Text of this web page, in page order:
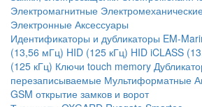
Электромагнитные
Электронные Аксессуары
Идентификаторы и дубликаторы EM-
(13,56 мГц) HID (125 кГц) HID iCLASS
(125 кГц) Ключи touch memory
перезаписываемые Мультиформатные
GSM открытие замков и ворот